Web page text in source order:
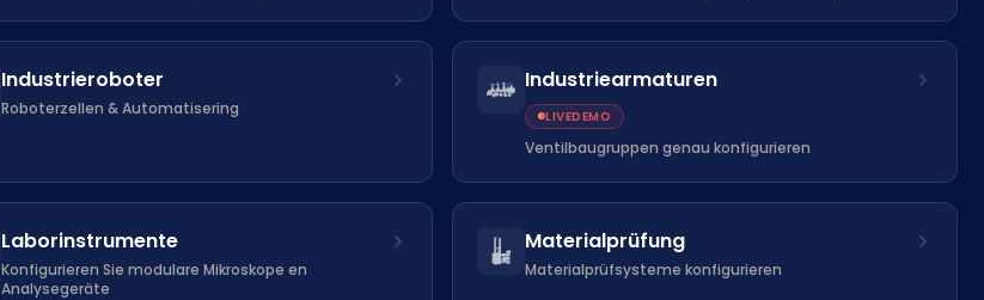
Industrieroboter
Roboterzellen & Automatisering
Industriearmaturen
LIVEDEMO
Ventilbaugruppen genau konfigurieren
Laborinstrumente
Konfigurieren Sie modulare Mikroskope en
Analysegeräte
Materialprüfung
Materialprüfsysteme konfigurieren